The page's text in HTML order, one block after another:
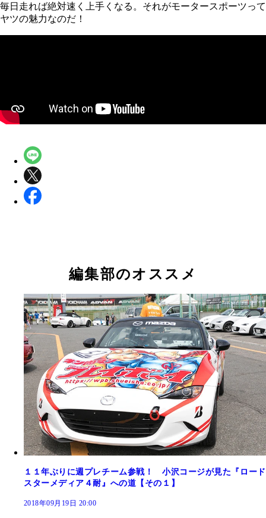
毎日走れば絶対速く上手くなる。それがモータースポーツって
ヤツの魅力なのだ！
編集部のオススメ
１１年ぶりに週プレチーム参戦！ 小沢コージが見た『ロード
スターメディア４耐』への道【その１】
2018年09月19日 20:00